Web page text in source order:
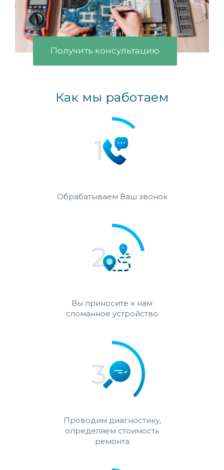
Получить консультацию
Как мы работаем
Обрабатываем Ваш звонок
Вы приносите к нам
сломанное устройство
Проводим диагностику,
определяем стоимость
ремонта